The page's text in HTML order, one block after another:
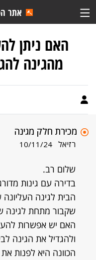
אתר
האם ניתן
מהגינה
מכירת חלק מגינה
רזיאל 10/11/24
שלום רב.
בדירה עם גינות
הבית לגינה העליונה
שקבור מתחת לגינה
האם יש אפשרות
ולהגדיל את הגינה